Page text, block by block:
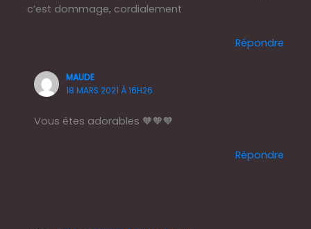
c’est dommage, cordialement
Répondre
MAUDE
18 MARS 2021 À 16H26
Vous êtes adorables 🧡🧡🧡
Répondre